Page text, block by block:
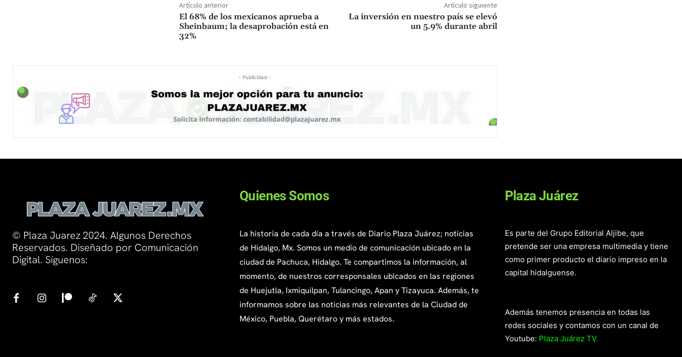
Artículo anterior
El 68% de los mexicanos aprueba a
Sheinbaum; la desaprobación está en
32%
Artículo siguiente
La inversión en nuestro país se elevó
un 5.9% durante abril
- Publicidad -
© Plaza Juarez 2024. Algunos Derechos
Reservados. Diseñado por Comunicación
Digital. Síguenos:
Quienes Somos
La historia de cada día a través de Diario Plaza Juárez; noticias
de Hidalgo, Mx. Somos un medio de comunicación ubicado en la
ciudad de Pachuca, Hidalgo. Te compartimos la información, al
momento, de nuestros corresponsales ubicados en las regiones
de Huejutla, Ixmiquilpan, Tulancingo, Apan y Tizayuca. Además, te
informamos sobre las noticias más relevantes de la Ciudad de
México, Puebla, Querétaro y más estados.
Plaza Juárez
Es parte del Grupo Editorial Aljibe, que
pretende ser una empresa multimedia y tiene
como primer producto el diario impreso en la
capital hidalguense.
Además tenemos presencia en todas las
redes sociales y contamos con un canal de
Youtube: Plaza Juárez TV.